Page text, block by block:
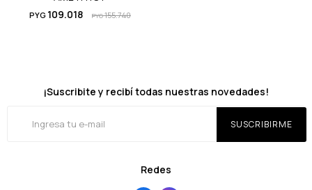
PYG 109.018 PYG155.740
Redes
¡Suscribite y recibí todas nuestras novedades!
SUSCRIBIRME